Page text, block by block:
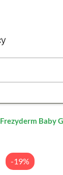
Frezyderm Baby
-19%